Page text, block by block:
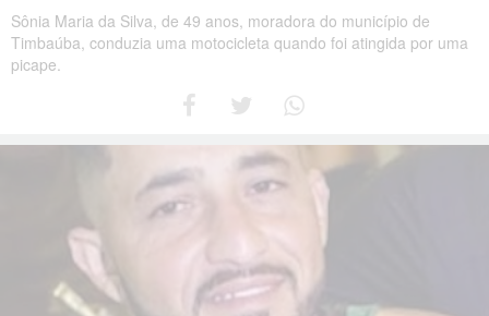
Sônia Maria da Silva, de 49 anos, moradora do município de
Timbaúba, conduzia uma motocicleta quando foi atingida por uma
picape.